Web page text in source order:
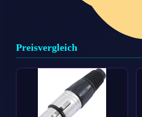
Preisvergleich